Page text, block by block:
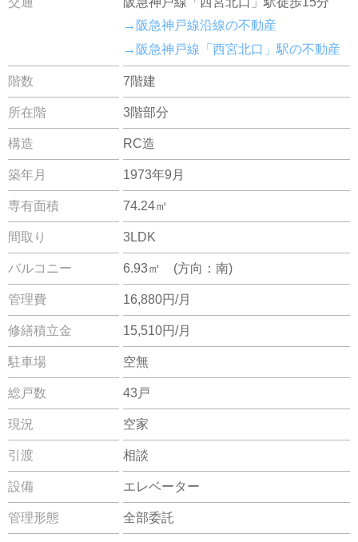
→阪急神戸線沿線の不動産
→阪急神戸線「西宮北口」駅の不動産
階数 7階建
所在階 3階部分
構造 RC造
築年月 1973年9月
専有面積 74.24㎡
間取り 3LDK
バルコニー 6.93㎡ (方向：南)
管理費 16,880円/月
修繕積立金 15,510円/月
駐車場 空無
総戸数 43戸
現況 空家
引渡 相談
設備 エレベーター
管理形態 全部委託